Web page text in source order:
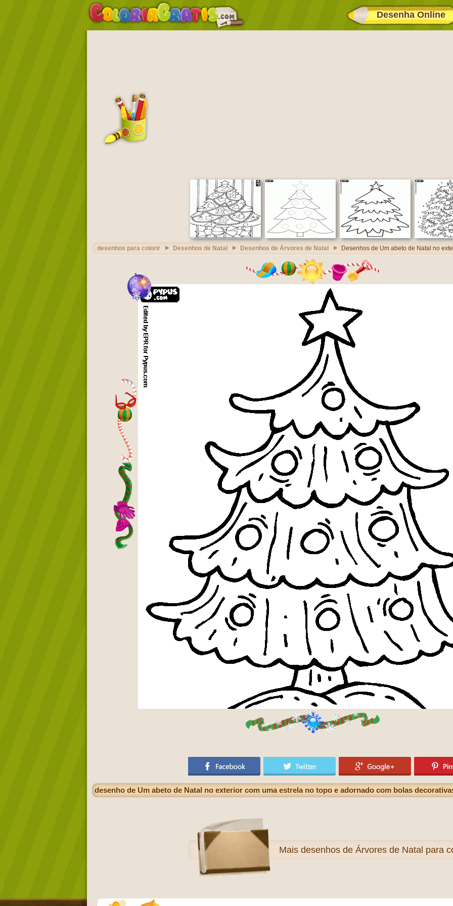
Desenha Online
desenhos para colorir Desenhos de Natal Desenhos de Árvores de Natal Desenhos de Um abeto de Natal no
desenho de Um abeto de Natal no exterior com uma estrela no topo e adornado com bolas
Mais desenhos de Árvores de Natal para